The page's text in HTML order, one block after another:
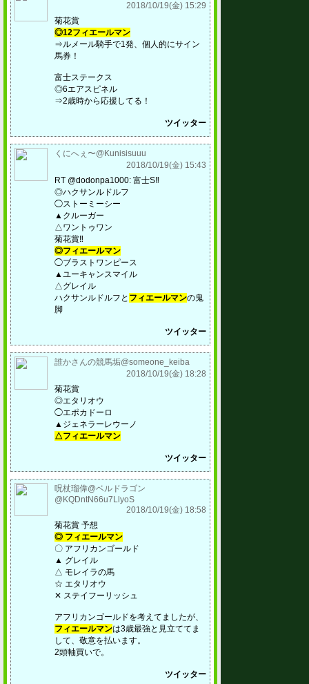
2018/10/19(金) 15:29
菊花賞
◎12フィエールマン
⇒ルメール騎手で1発、個人的にサイン
馬券！
富士ステークス
◎6エアスピネル
⇒2歳時から応援してる！
ツイッター
くにへぇ〜@Kunisisuuu
2018/10/19(金) 15:43
RT @dodonpa1000: 富士S‼️
◎ハクサンルドルフ
◯ストーミーシー
▲クルーガー
△ワントゥワン
菊花賞‼️
◎フィエールマン
◯ブラストワンピース
▲ユーキャンスマイル
△グレイル
ハクサンルドルフと フィエールマンの鬼
脚
ツイッター
誰かさんの競馬垢@someone_keiba
2018/10/19(金) 18:28
菊花賞
◎エタリオウ
◯エポカドーロ
▲ジェネラーレウーノ
△フィエールマン
ツイッター
呪杖瑠偉@ベルドラゴン
@KQDntN66u7LlyoS
2018/10/19(金) 18:58
菊花賞 予想
◎ フィエールマン
〇 アフリカンゴールド
▲ グレイル
△ モレイラの馬
☆ エタリオウ
✕ ステイフーリッシュ
アフリカンゴールドを考えてましたが、
フィエールマンは3歳最強と見立ててま
して、敬意を払います。
2頭軸買いで。
ツイッター